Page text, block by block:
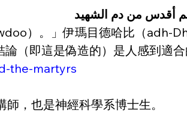
أقدس من دم الشهيد
）。」伊瑪目德哈比（adh-
（即這是偽造的）是人感到適合
the-martyrs
，也是神經科學系博士生。